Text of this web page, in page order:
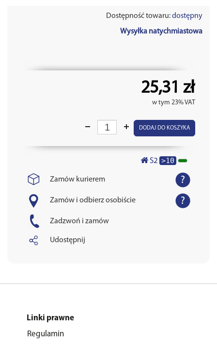
Dostępność towaru:dostępny
Wysyłka natychmiastowa
25,31 zł
w tym 23% VAT
DODAJ DO KOSZYKA
S2 >10
Zamów kurierem
Zamów i odbierz osobiście
Zadzwoń i zamów
Udostępnij
Linki prawne
Regulamin